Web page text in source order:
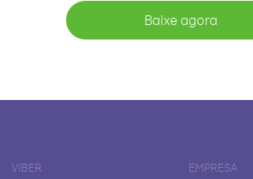
Baixe agora
VIBER EMPRESA